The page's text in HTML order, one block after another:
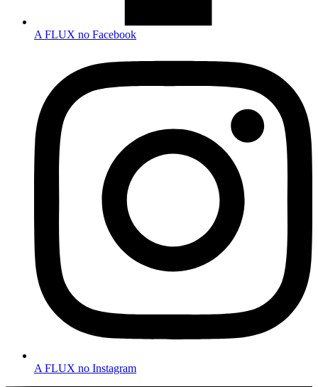
A FLUX no Facebook
A FLUX no Instagram